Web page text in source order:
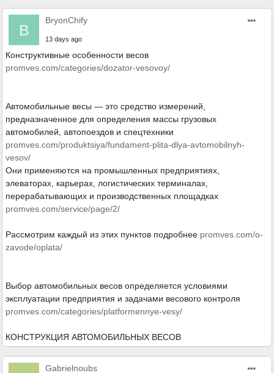
B
BryonChify
13 days ago
Конструктивные особенности весов
promves.com/categories/dozator-vesovoy/
Автомобильные весы — это средство измерений,
предназначенное для определения массы грузовых
автомобилей, автопоездов и спецтехники
promves.com/produktsiya/fundament-plita-dlya-avtomobilnyh-
vesov/
Они применяются на промышленных предприятиях,
элеваторах, карьерах, логистических терминалах,
перерабатывающих и производственных площадках
promves.com/service/page/2/
Рассмотрим каждый из этих пунктов подробнее promves.com/o-
zavode/oplata/
Выбор автомобильных весов определяется условиями
эксплуатации предприятия и задачами весового контроля
promves.com/categories/platformennye-vesy/
КОНСТРУКЦИЯ АВТОМОБИЛЬНЫХ ВЕСОВ
Gabrielnoubs